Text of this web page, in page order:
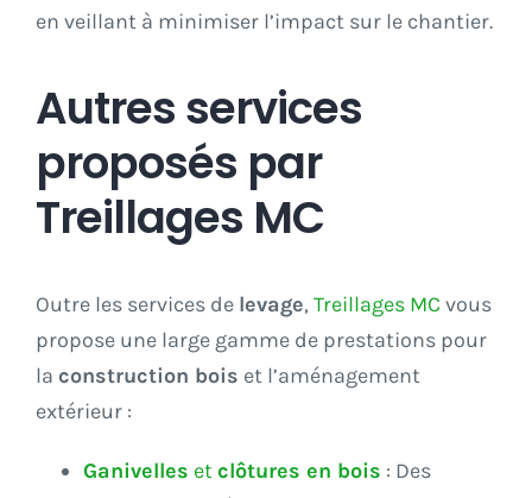
en veillant à minimiser l’impact sur le chantier.
Autres services
proposés par
Treillages MC
Outre les services de levage, Treillages MC vous
propose une large gamme de prestations pour
la construction bois et l’aménagement
extérieur :
Ganivelles etclôtures en bois : Des